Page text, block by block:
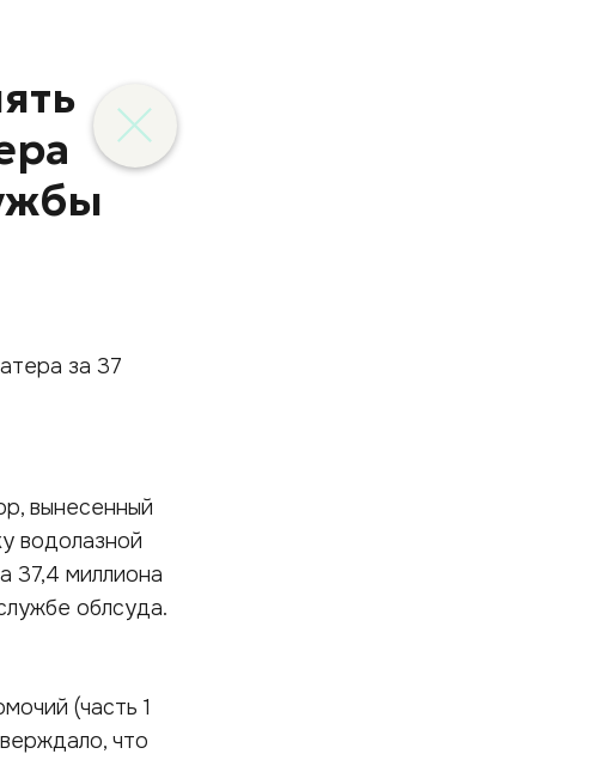
вынесенный
водолазной
37,4 миллиона
облсуда.
(часть 1
что